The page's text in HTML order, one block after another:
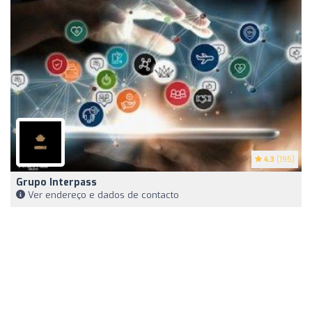
4.3 (195)
Grupo Interpass
Ver endereço e dados de contacto